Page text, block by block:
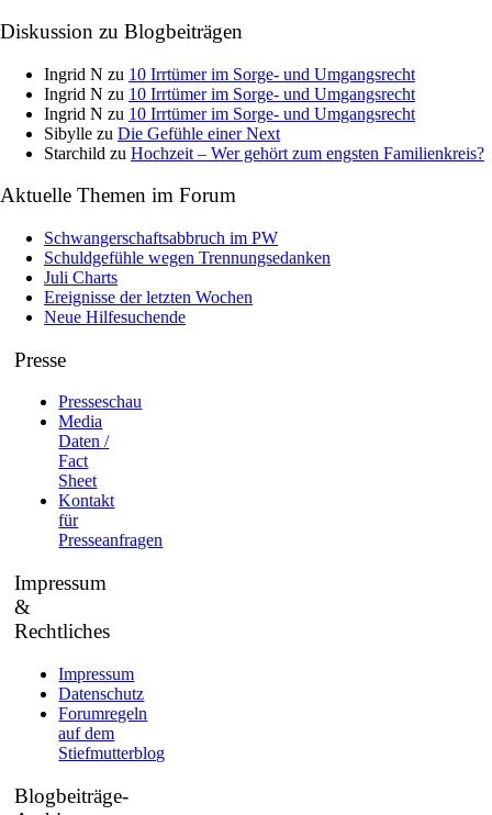
Diskussion zu Blogbeiträgen
Ingrid N zu 10 Irrtümer im Sorge- und Umgangsrecht
Ingrid N zu 10 Irrtümer im Sorge- und Umgangsrecht
Ingrid N zu 10 Irrtümer im Sorge- und Umgangsrecht
Sibylle zu Die Gefühle einer Next
Starchild zu Hochzeit – Wer gehört zum engsten Familienkreis?
Aktuelle Themen im Forum
Schwangerschaftsabbruch im PW
Schuldgefühle wegen Trennungsedanken
Juli Charts
Ereignisse der letzten Wochen
Neue Hilfesuchende
Presse
Presseschau
Media
Daten /
Fact
Sheet
Kontakt
für
Presseanfragen
Impressum
&
Rechtliches
Impressum
Datenschutz
Forumregeln
auf dem
Stiefmutterblog
Blogbeiträge-